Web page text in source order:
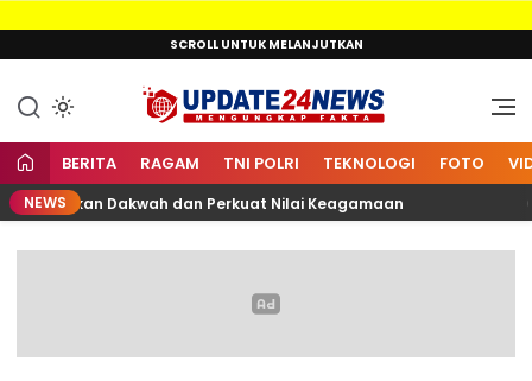
ke
SCROLL UNTUK MELANJUTKAN
Update24News.id
Mengungkap Fakta
BERITA RAGAM TNI POLRI TEKNOLOGI FOTO
NEWS Dakwah dan Perkuat Nilai Keagamaan